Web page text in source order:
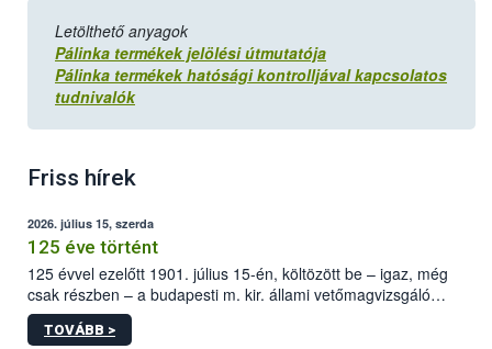
Letölthető anyagok
Pálinka termékek jelölési útmutatója
Pálinka termékek hatósági kontrolljával kapcsolatos
tudnivalók
Friss hírek
2026. július 15, szerda
125 éve történt
125 évvel ezelőtt 1901. július 15-én, költözött be – igaz, még
csak részben – a budapesti m. kir. állami vetőmagvizsgáló
állomás a Kis Rókus utca 15. szám alatti, Czigler Győző által
tervezett új épületébe.
TOVÁBB >